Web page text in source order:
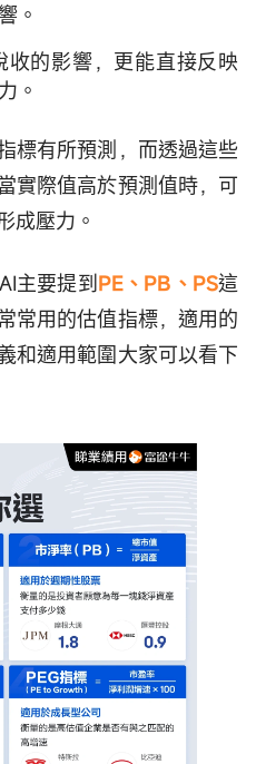
。
收的影響，更能直接反映
。
標有所預測，而透過這些
實際值高於預測值時，可
成壓力。
主要提到 PE、PB、PS這
常用的估值指標，適用的
和適用範圍大家可以看下